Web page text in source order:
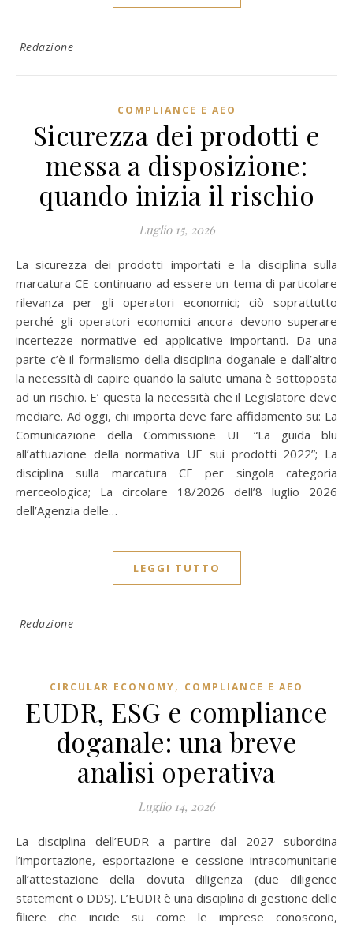
Redazione
COMPLIANCE E AEO
Sicurezza dei prodotti e
messa a disposizione:
quando inizia il rischio
Luglio 15, 2026
La sicurezza dei prodotti importati e la disciplina sulla
marcatura CE continuano ad essere un tema di particolare
rilevanza per gli operatori economici; ciò soprattutto
perché gli operatori economici ancora devono superare
incertezze normative ed applicative importanti. Da una
parte c’è il formalismo della disciplina doganale e dall’altro
la necessità di capire quando la salute umana è sottoposta
ad un rischio. E’ questa la necessità che il Legislatore deve
mediare. Ad oggi, chi importa deve fare affidamento su: La
Comunicazione della Commissione UE “La guida blu
all’attuazione della normativa UE sui prodotti 2022”; La
disciplina sulla marcatura CE per singola categoria
merceologica; La circolare 18/2026 dell’8 luglio 2026
dell’Agenzia delle…
LEGGI TUTTO
Redazione
CIRCULAR ECONOMY, COMPLIANCE E AEO
EUDR, ESG e compliance
doganale: una breve
analisi operativa
Luglio 14, 2026
La disciplina dell’EUDR a partire dal 2027 subordina
l’importazione, esportazione e cessione intracomunitarie
all’attestazione della dovuta diligenza (due diligence
statement o DDS). L’EUDR è una disciplina di gestione delle
filiere che incide su come le imprese conoscono,